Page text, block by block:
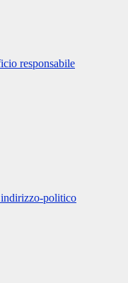
responsabile
politico